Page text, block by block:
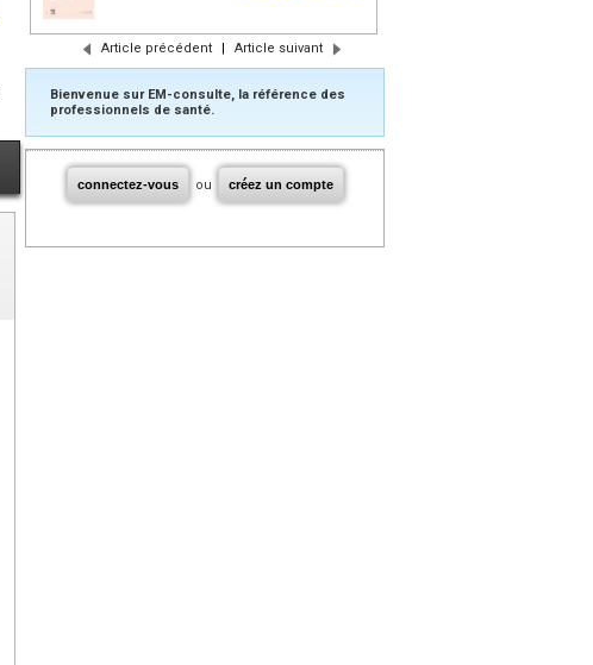
Article précédent | Article suivant
Bienvenue sur EM-consulte, la référence des
professionnels de santé.
connectez-vous ou créez un compte